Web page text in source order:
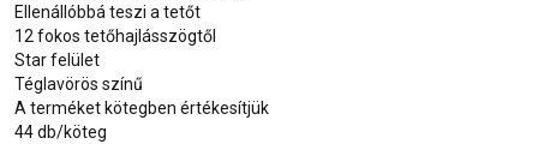
Ellenállóbbá teszi a tetőt
12 fokos tetőhajlásszögtől
Star felület
Téglavörös színű
A terméket kötegben értékesítjük
44 db/köteg